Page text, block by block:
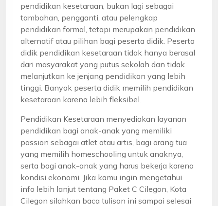
pendidikan kesetaraan, bukan lagi sebagai
tambahan, pengganti, atau pelengkap
pendidikan formal, tetapi merupakan pendidikan
alternatif atau pilihan bagi peserta didik. Peserta
didik pendidikan kesetaraan tidak hanya berasal
dari masyarakat yang putus sekolah dan tidak
melanjutkan ke jenjang pendidikan yang lebih
tinggi. Banyak peserta didik memilih pendidikan
kesetaraan karena lebih fleksibel.
Pendidikan Kesetaraan menyediakan layanan
pendidikan bagi anak-anak yang memiliki
passion sebagai atlet atau artis, bagi orang tua
yang memilih homeschooling untuk anaknya,
serta bagi anak-anak yang harus bekerja karena
kondisi ekonomi. Jika kamu ingin mengetahui
info lebih lanjut tentang Paket C Cilegon, Kota
Cilegon silahkan baca tulisan ini sampai selesai